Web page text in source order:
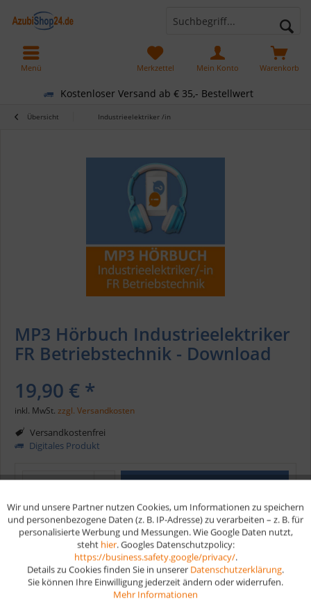
Kostenloser Versand ab € 35,- Bestellwert
Warenkorb
Merkzettel Mein Konto
Menü
Übersicht Industrieelektriker /in
MP3 Hörbuch Industrieelektriker
FR Betriebstechnik - Download
19,90 € *
inkl. MwSt. zzgl. Versandkosten
Versandkostenfrei
Digitales Produkt
Merken
HB298
EAN
978-3-96159-909-7
Funktionale Aktiv
Aktiv
Wir und unsere Partner nutzen Cookies, um Informationen zu speichern
und personenbezogene Daten (z. B. IP-Adresse) zu verarbeiten – z. B. für
personalisierte Werbung und Messungen. Wie Google Daten nutzt,
steht hier. Googles Datenschutzpolicy:
https://business.safety.google/privacy/.
Details zu Cookies finden Sie in unserer Datenschutzerklärung.
Sie können Ihre Einwilligung jederzeit ändern oder widerrufen.
Mehr Informationen